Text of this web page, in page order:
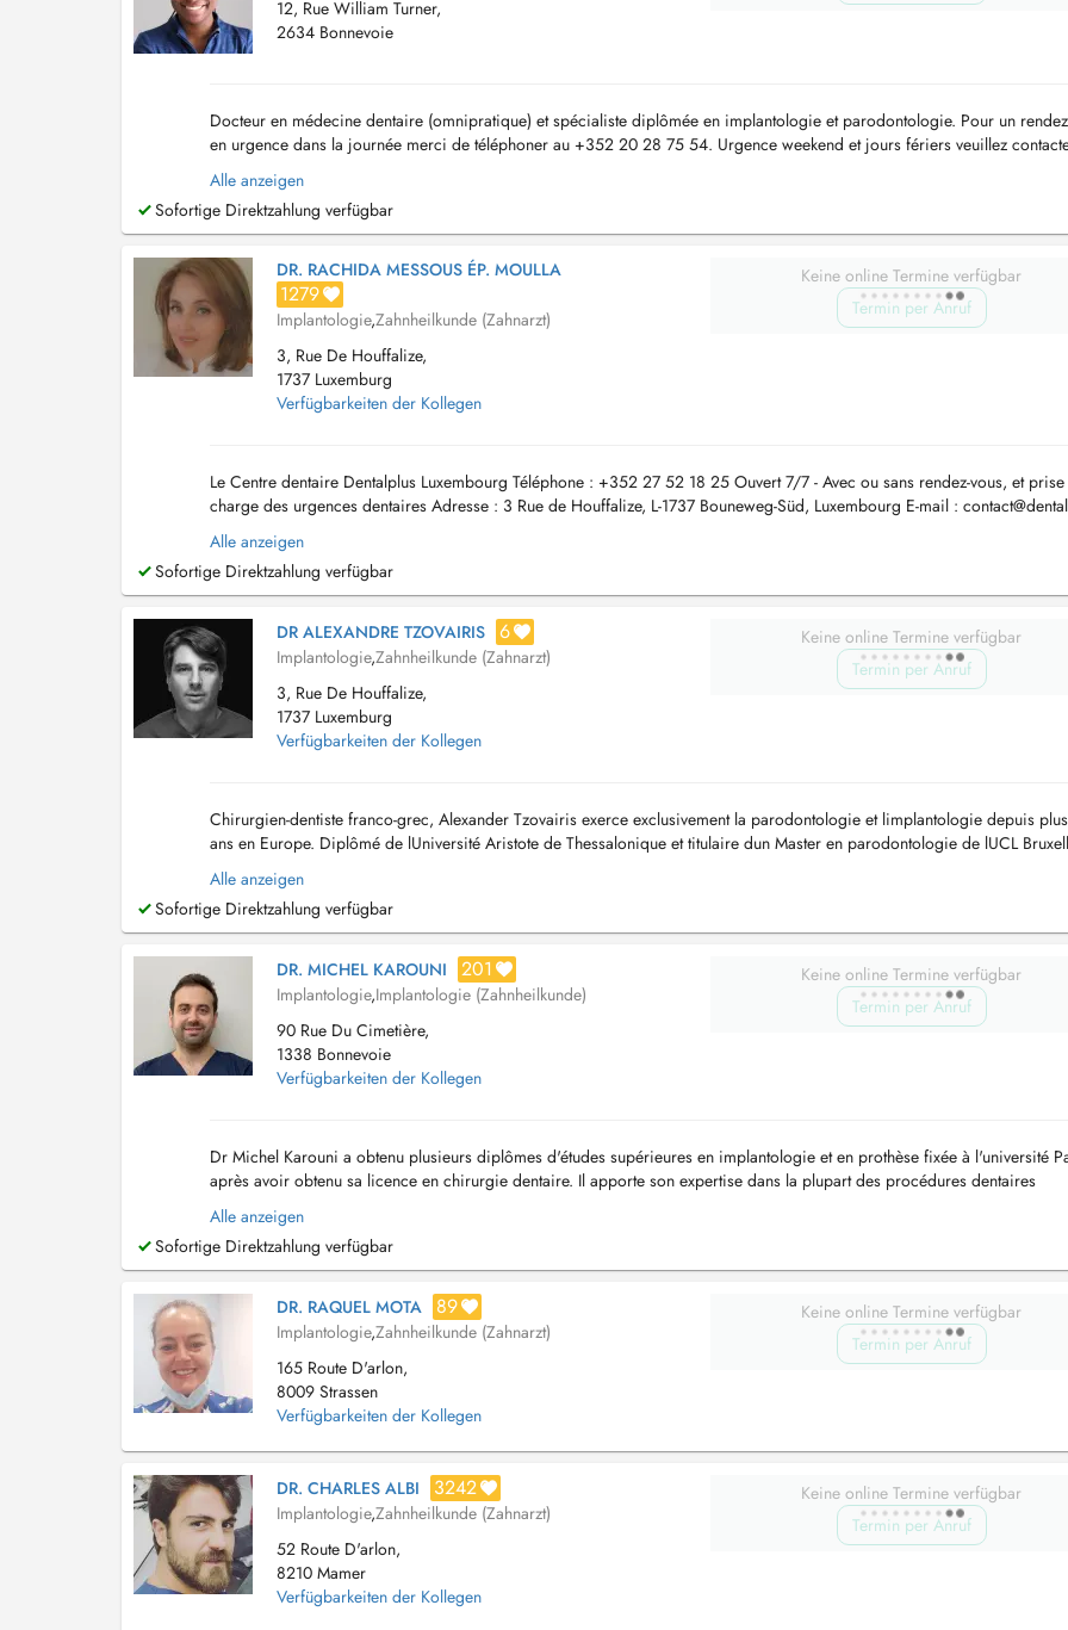
12, Rue William Turner,
2634 Bonnevoie
Docteur en médecine dentaire (omnipratique) et spécialiste diplômée en implantologie et parodontologie. Pour un
en urgence dans la journée merci de téléphoner au +352 20 28 75 54. Urgence weekend et jours fériers veuillez
112. For emergencies during weekends and public...
Alle anzeigen
Sofortige Direktzahlung verfügbar
DR. RACHIDA MESSOUS ÉP. MOULLA
1279
Implantologie,Zahnheilkunde (Zahnarzt)
3, Rue De Houffalize,
1737 Luxemburg
Verfügbarkeiten der Kollegen
Keine online Termine verfügbar
Termin per Anruf
Le Centre dentaire Dentalplus Luxembourg Téléphone : +352 27 52 18 25 Ouvert 7/7 - Avec ou sans rendez-vous, et
charge des urgences dentaires Adresse : 3 Rue de Houffalize, L-1737 Bouneweg-Süd, Luxembourg E-mail :
Site web : www.dentalplus.lu Accès : Stati...
Alle anzeigen
Sofortige Direktzahlung verfügbar
DR ALEXANDRE TZOVAIRIS 6
Implantologie,Zahnheilkunde (Zahnarzt)
3, Rue De Houffalize,
1737 Luxemburg
Verfügbarkeiten der Kollegen
Keine online Termine verfügbar
Termin per Anruf
Chirurgien-dentiste franco-grec, Alexander Tzovairis exerce exclusivement la parodontologie et limplantologie depuis
ans en Europe. Diplômé de lUniversité Aristote de Thessalonique et titulaire dun Master en parodontologie de lUCL
est reconnu pour son expertise en techniques...
Alle anzeigen
Sofortige Direktzahlung verfügbar
DR. MICHEL KAROUNI 201
Implantologie,Implantologie (Zahnheilkunde)
90 Rue Du Cimetière,
1338 Bonnevoie
Verfügbarkeiten der Kollegen
Keine online Termine verfügbar
Termin per Anruf
Dr Michel Karouni a obtenu plusieurs diplômes d'études supérieures en implantologie et en prothèse fixée à l'université
après avoir obtenu sa licence en chirurgie dentaire. Il apporte son expertise dans la plupart des procédures dentaires
chirurgicales telles que la pose d'implants avec ...
Alle anzeigen
Sofortige Direktzahlung verfügbar
DR. RAQUEL MOTA 89
Implantologie,Zahnheilkunde (Zahnarzt)
165 Route D'arlon,
8009 Strassen
Verfügbarkeiten der Kollegen
Keine online Termine verfügbar
Termin per Anruf
DR. CHARLES ALBI 3242
Implantologie,Zahnheilkunde (Zahnarzt)
52 Route D'arlon,
8210 Mamer
Verfügbarkeiten der Kollegen
Keine online Termine verfügbar
Termin per Anruf